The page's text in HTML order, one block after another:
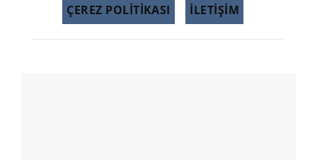
ÇEREZ POLITIKASI İLETİŞİM